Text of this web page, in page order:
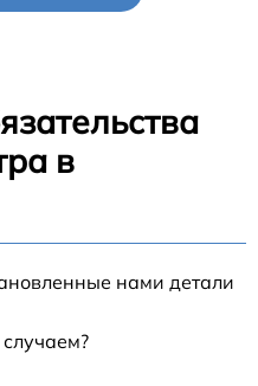
в
нами детали